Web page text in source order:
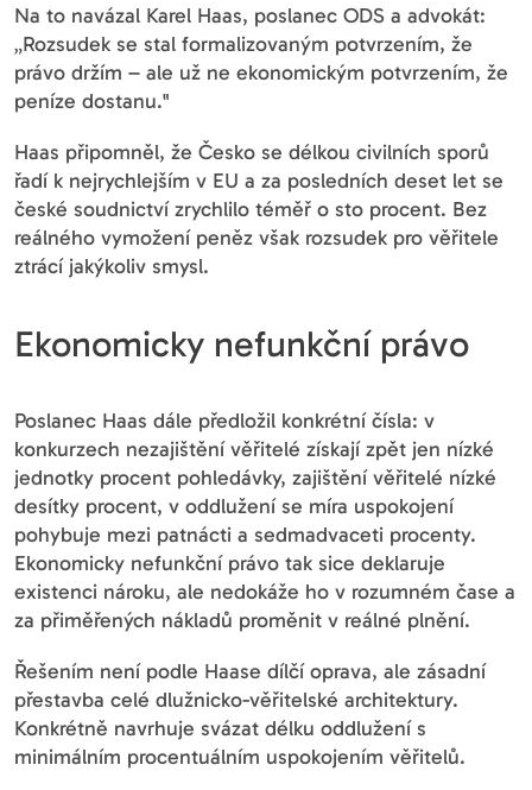
Na to navázal Karel Haas, poslanec ODS a advokát:
„Rozsudek se stal formalizovaným potvrzením, že
právo držím – ale už ne ekonomickým potvrzením, že
peníze dostanu."
Haas připomněl, že Česko se délkou civilních sporů
řadí k nejrychlejším v EU a za posledních deset let se
české soudnictví zrychlilo téměř o sto procent. Bez
reálného vymožení peněz však rozsudek pro věřitele
ztrácí jakýkoliv smysl.
Ekonomicky nefunkční právo
Poslanec Haas dále předložil konkrétní čísla: v
konkurzech nezajištění věřitelé získají zpět jen nízké
jednotky procent pohledávky, zajištění věřitelé nízké
desítky procent, v oddlužení se míra uspokojení
pohybuje mezi patnácti a sedmadvaceti procenty.
Ekonomicky nefunkční právo tak sice deklaruje
existenci nároku, ale nedokáže ho v rozumném čase a
za přiměřených nákladů proměnit v reálné plnění.
Řešením není podle Haase dílčí oprava, ale zásadní
přestavba celé dlužnicko-věřitelské architektury.
Konkrétně navrhuje svázat délku oddlužení s
minimálním procentuálním uspokojením věřitelů.